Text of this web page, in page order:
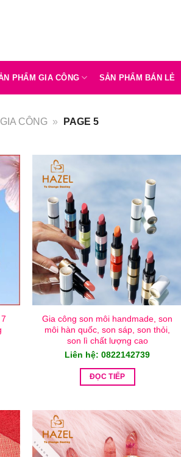
PHẨM GIA CÔNG SẢN PHẨM BÁN LẺ
CÔNG » PAGE 5
Gia công son môi handmade, son
môi hàn quốc, son sáp, son thỏi,
son lì chất lượng cao
Liên hệ: 0822142739
ĐỌC TIẾP